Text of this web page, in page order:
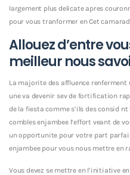
largement plus delicate apres
pour vous tranformer en Cet
Allouez d’entre
meilleur nous
La majorite des affluence
une va devenir sev de fortification
de la fiesta comme s’ils des consid
combles enjambee l’effort veant de
un opportunite pour votre part
enjambee pour vous nous mettre en
Vous devez se mettre en l’initiative